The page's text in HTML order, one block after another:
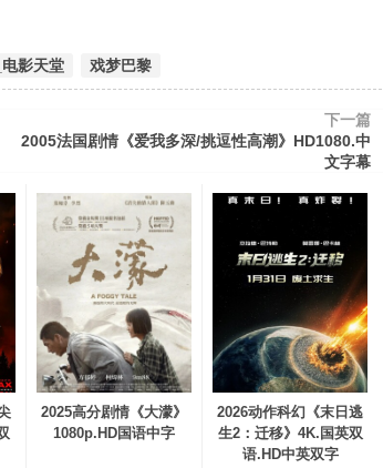
影天堂 戏梦巴黎
下一篇
2005法国剧情《爱我多深/挑逗性高潮》HD1080.中
文字幕
2025高分剧情《大濛》
1080p.HD国语中字
2026动作科幻《末日逃
生2：迁移》4K.国英双
语.HD中英双字